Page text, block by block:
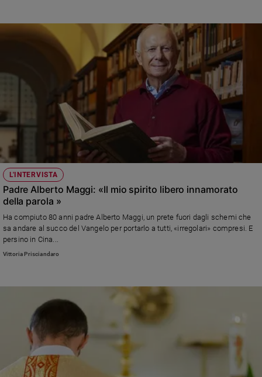
ed
educazione
e
figli
Nonni
Coppia
Scuola
Vai
Riflessioni
L'INTERVISTA
Padre Alberto Maggi: «Il mio spirito libero innamorato
della parola »
Ha compiuto 80 anni padre Alberto Maggi, un prete fuori dagli schemi che
sa andare al succo del Vangelo per portarlo a tutti, «irregolari» compresi. E
persino in Cina...
Vittoria Prisciandaro